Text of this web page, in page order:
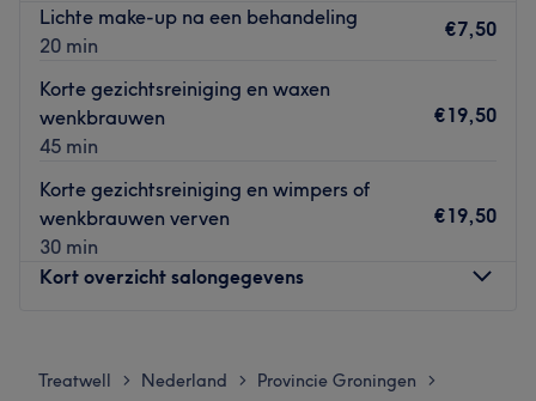
Ervaringen: De salon biedt diverse trendy wenkbrauw- en
wimperbehandelingen, evenals ontspannende
gezichtsbehandelingen. De eigenaresse, Laura, heeft een
passie voor het mooier en zelfverzekerder laten voelen
van haar klanten door zorgvuldig te luisteren naar hun
Specialisaties: De specialisatie van de salon ligt bij de
verzorging en verfraaiing van wenkbrauwen en wimpers.
Vervoer: Salon Francis, gevestigd in Zuidhorn, provincie
de straat.
Lichte make-up na een behandeling
20 min
€7,50
Korte gezichtsreiniging en waxen
wenkbrauwen
45 min
€19,50
Korte gezichtsreiniging en wimpers of
wenkbrauwen verven
30 min
€19,50
Kort overzicht salongegevens
Dinsdag
10:00
13:00
Treatwell > Nederland > Provincie Groningen >